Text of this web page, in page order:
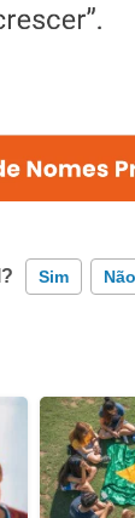
Sim Não
informação
a informação